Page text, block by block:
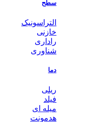
سطح
التراسونیک
خازنی
راداری
شناوری
دما
ریلی
فیلد
میله ای
هدمونت